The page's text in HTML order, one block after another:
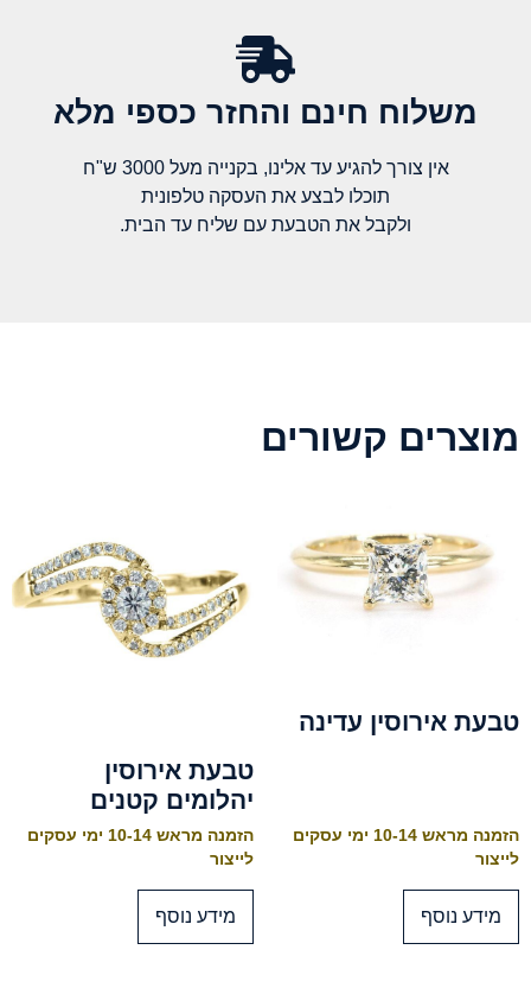
משלוח חינם והחזר כספי מלא​
אין צורך להגיע עד אלינו, בקנייה מעל 3000 ש"ח
תוכלו לבצע את העסקה טלפונית
ולקבל את הטבעת עם שליח עד הבית.
מוצרים קשורים
טבעת אירוסין עדינה
הזמנה מראש 10-14 ימי עסקים
לייצור
מידע נוסף
טבעת אירוסין
יהלומים קטנים
הזמנה מראש 10-14 ימי עסקים
לייצור
מידע נוסף